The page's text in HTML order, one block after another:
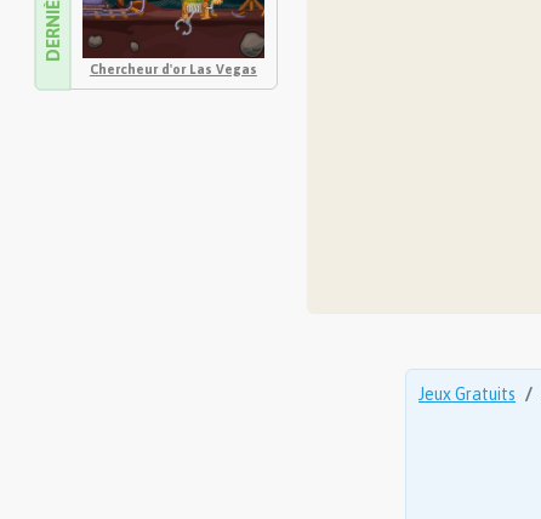
DERNIÈRE
Chercheur d'or Las Vegas
Jeux Gratuits